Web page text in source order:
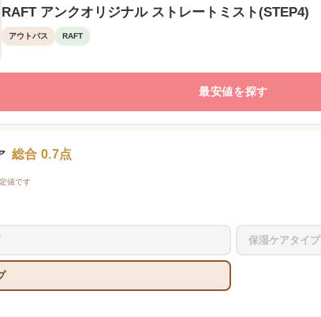
RAFT アンクオリジナル ストレートミスト(STEP4)
アウトバス RAFT
最安値を探す
総合 0.7点
値です
保湿ケアタイプ